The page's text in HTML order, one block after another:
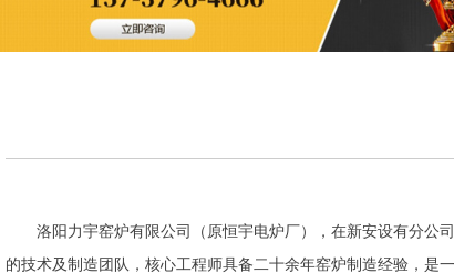
洛阳力宇窑炉有限公司（原恒宇电炉厂），在新安设有分公
的技术及制造团队，核心工程师具备二十余年窑炉制造经验，是